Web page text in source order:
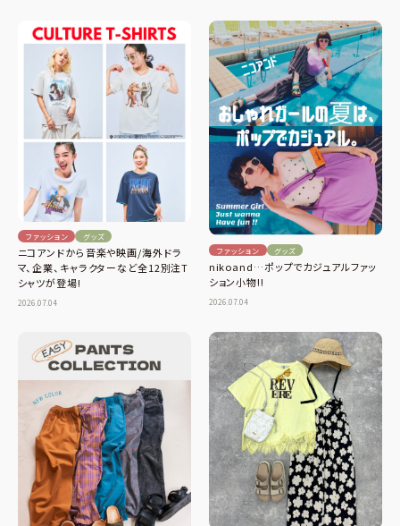
ファッション グッズ
ニコアンドから音楽や映画/海外ドラ
マ、企業、キャラクターなど全12別注T
シャツが登場!
2026.07.04
ファッション グッズ
nikoand…ポップでカジュアルファッ
ション小物!!
2026.07.04